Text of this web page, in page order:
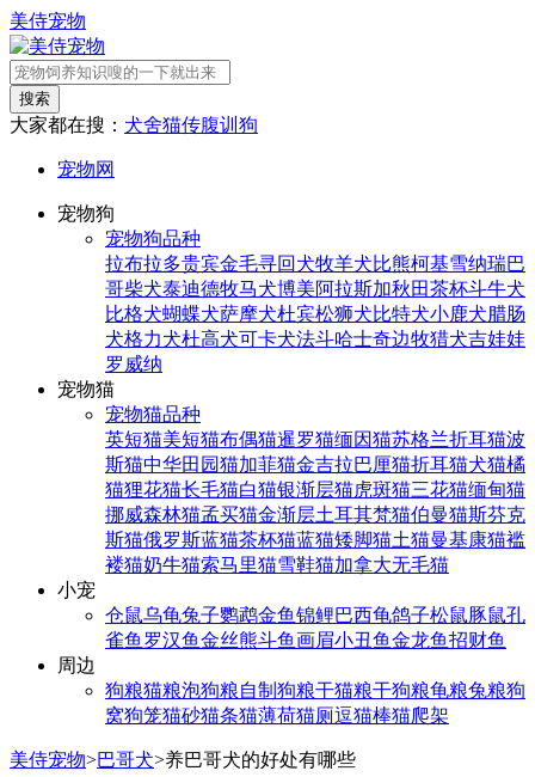
美侍宠物
搜索
大家都在搜： 犬舍猫传腹训狗
宠物网
宠物狗
宠物狗品种
拉布拉多贵宾金毛寻回犬牧羊犬比熊柯基雪纳瑞巴
哥柴犬泰迪德牧马犬博美阿拉斯加秋田茶杯斗牛犬
比格犬蝴蝶犬萨摩犬杜宾松狮犬比特犬小鹿犬腊肠
犬格力犬杜高犬可卡犬法斗哈士奇边牧猎犬吉娃娃
罗威纳
宠物猫
宠物猫品种
英短猫美短猫布偶猫暹罗猫缅因猫苏格兰折耳猫波
斯猫中华田园猫加菲猫金吉拉巴厘猫折耳猫犬猫橘
猫狸花猫长毛猫白猫银渐层猫虎斑猫三花猫缅甸猫
挪威森林猫孟买猫金渐层土耳其梵猫伯曼猫斯芬克
斯猫俄罗斯蓝猫茶杯猫蓝猫矮脚猫土猫曼基康猫褴
褛猫奶牛猫索马里猫雪鞋猫加拿大无毛猫
小宠
仓鼠乌龟兔子鹦鹉金鱼锦鲤巴西龟鸽子松鼠豚鼠孔
雀鱼 罗汉鱼金丝熊斗鱼画眉小丑鱼金龙鱼招财鱼
周边
狗粮猫粮泡狗粮自制狗粮干猫粮干狗粮龟粮兔粮狗
窝狗笼猫砂猫条猫薄荷猫厕逗猫棒猫爬架
美侍宠物>巴哥犬>养巴哥犬的好处有哪些